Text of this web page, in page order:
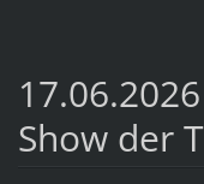
Show der